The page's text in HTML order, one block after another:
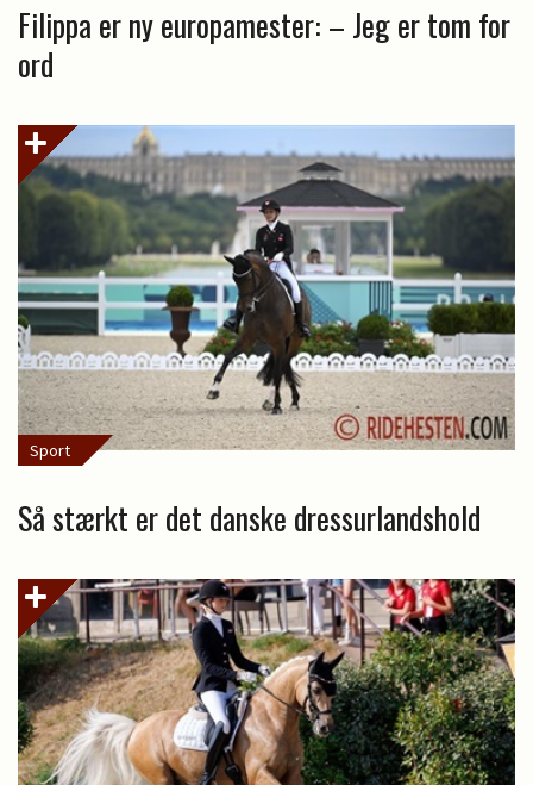
Filippa er ny europamester: – Jeg er tom for
ord
Sport
Så stærkt er det danske dressurlandshold